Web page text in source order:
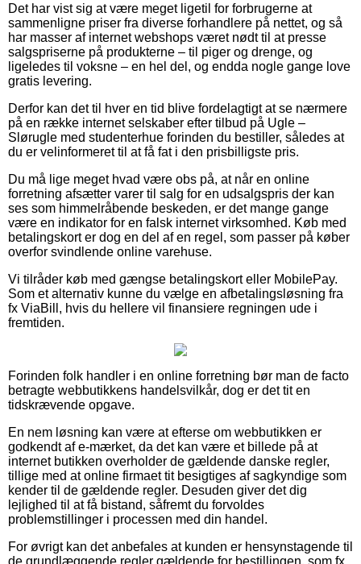
Det har vist sig at være meget ligetil for forbrugerne at
sammenligne priser fra diverse forhandlere på nettet, og så
har masser af internet webshops været nødt til at presse
salgspriserne på produkterne – til piger og drenge, og
ligeledes til voksne – en hel del, og endda nogle gange love
gratis levering.
Derfor kan det til hver en tid blive fordelagtigt at se nærmere
på en række internet selskaber efter tilbud på Ugle –
Slørugle med studenterhue forinden du bestiller, således at
du er velinformeret til at få fat i den prisbilligste pris.
Du må lige meget hvad være obs på, at når en online
forretning afsætter varer til salg for en udsalgspris der kan
ses som himmelråbende beskeden, er det mange gange
være en indikator for en falsk internet virksomhed. Køb med
betalingskort er dog en del af en regel, som passer på køber
overfor svindlende online varehuse.
Vi tilråder køb med gængse betalingskort eller MobilePay.
Som et alternativ kunne du vælge en afbetalingsløsning fra
fx ViaBill, hvis du hellere vil finansiere regningen ude i
fremtiden.
Forinden folk handler i en online forretning bør man de facto
betragte webbutikkens handelsvilkår, dog er det tit en
tidskrævende opgave.
En nem løsning kan være at efterse om webbutikken er
godkendt af e-mærket, da det kan være et billede på at
internet butikken overholder de gældende danske regler,
tillige med at online firmaet tit besigtiges af sagkyndige som
kender til de gældende regler. Desuden giver det dig
lejlighed til at få bistand, såfremt du forvoldes
problemstillinger i processen med din handel.
For øvrigt kan det anbefales at kunden er hensynstagende til
de grundlæggende regler gældende for bestillingen, som fx